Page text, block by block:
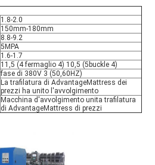
1.8-2.0
150mm-180mm
8.8-9.2
5MPA
1.6-1.7
11,5 (4 fermaglio 4) 10,5 (5buckle 4)
fase di 380V 3 (50,60HZ)
La trafilatura di AdvantageMattress dei
prezzi ha unito l'avvolgimento
Macchina d'avvolgimento unita trafilatura
di AdvantageMattress di prezzi